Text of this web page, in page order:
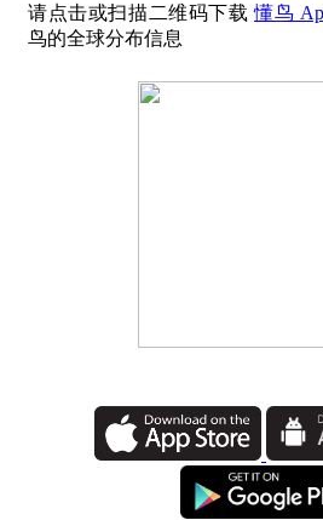
请点击或扫描二维码下载懂鸟
鸟的全球分布信息